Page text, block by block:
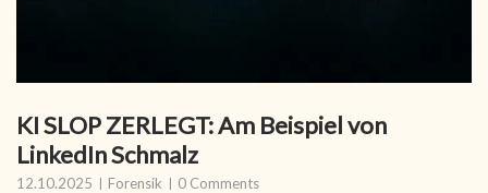
KI SLOP ZERLEGT: Am Beispiel von
LinkedIn Schmalz
12.10.2025 Forensik 0 Comments